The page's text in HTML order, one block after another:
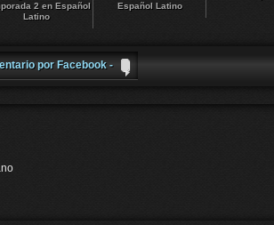
2 en Español
Latino
Español Latino
por Facebook -